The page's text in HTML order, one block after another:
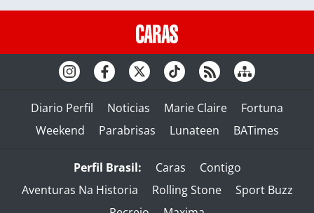
Diario Perfil Noticias Marie Claire
Fortuna
Weekend
Parabrisas Lunateen BATimes
Perfil Brasil: Caras
Contigo
Aventuras Na Historia
Rolling Stone
Sport Buzz